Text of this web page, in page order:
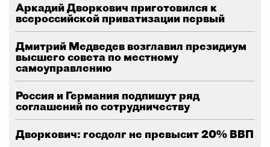
Аркадий Дворкович приготовился к
всероссийской приватизации первый
Дмитрий Медведев возглавил президиум
высшего совета по местному
самоуправлению
Россия и Германия подпишут ряд
соглашений по сотрудничеству
Дворкович: госдолг не превысит 20% ВВП